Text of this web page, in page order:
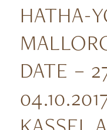
HATHA-
DATE –